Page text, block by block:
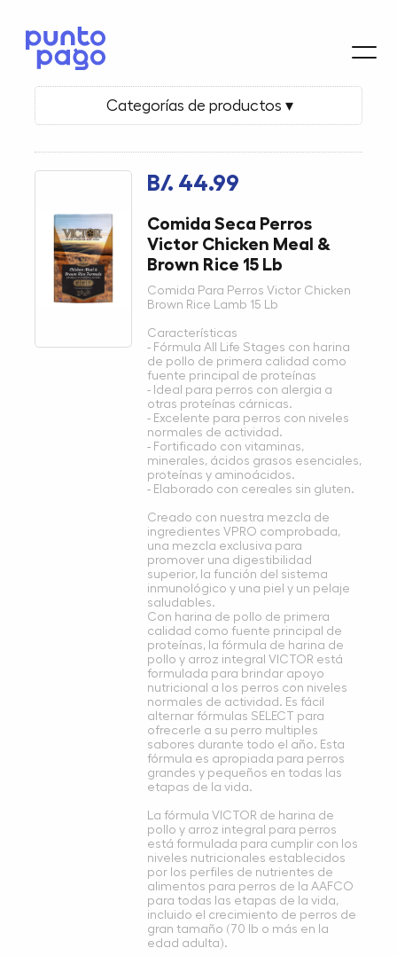
Categorías de productos ▾
B/. 44.99
Comida Seca Perros
Victor Chicken Meal &
Brown Rice 15 Lb
Comida Para Perros Victor Chicken
Brown Rice Lamb 15 Lb
Características
- Fórmula All Life Stages con harina
de pollo de primera calidad como
fuente principal de proteínas
- Ideal para perros con alergia a
otras proteínas cárnicas.
- Excelente para perros con niveles
normales de actividad.
- Fortificado con vitaminas,
minerales, ácidos grasos esenciales,
proteínas y aminoácidos.
- Elaborado con cereales sin gluten.
Creado con nuestra mezcla de
ingredientes VPRO comprobada,
una mezcla exclusiva para
promover una digestibilidad
superior, la función del sistema
inmunológico y una piel y un pelaje
saludables.
Con harina de pollo de primera
calidad como fuente principal de
proteínas, la fórmula de harina de
pollo y arroz integral VICTOR está
formulada para brindar apoyo
nutricional a los perros con niveles
normales de actividad. Es fácil
alternar fórmulas SELECT para
ofrecerle a su perro multiples
sabores durante todo el año. Esta
fórmula es apropiada para perros
grandes y pequeños en todas las
etapas de la vida.
La fórmula VICTOR de harina de
pollo y arroz integral para perros
está formulada para cumplir con los
niveles nutricionales establecidos
por los perfiles de nutrientes de
alimentos para perros de la AAFCO
para todas las etapas de la vida,
incluido el crecimiento de perros de
gran tamaño (70 lb o más en la
edad adulta).